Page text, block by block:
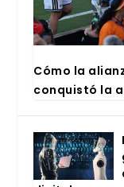
Cómo la
con­quis­tó la